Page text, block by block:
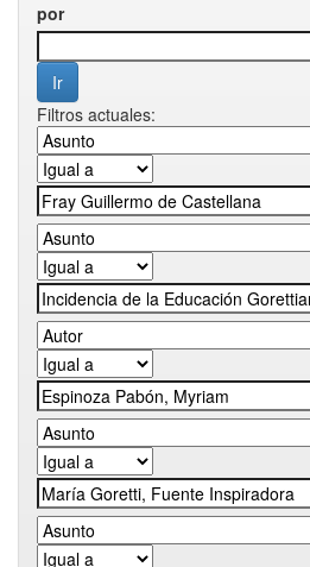
por
Filtros actuales: